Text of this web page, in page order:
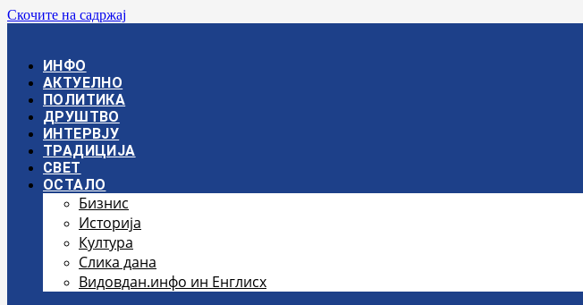
Скочите на садржај
ИНФО
АКТУЕЛНО
ПОЛИТИКА
ДРУШТВО
ИНТЕРВЈУ
ТРАДИЦИЈА
СВЕТ
ОСТАЛО
Бизнис
Историја
Култура
Слика дана
Видовдан.инфо ин Енглисх